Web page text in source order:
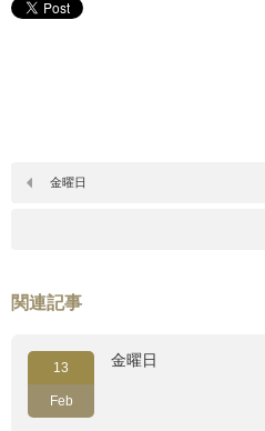
金曜日
関連記事
13
Feb
金曜日